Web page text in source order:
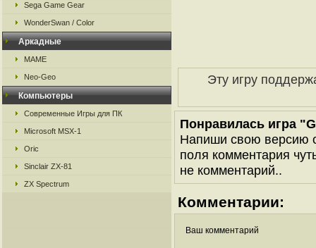
Sega Game Gear
WonderSwan / Color
Аркадные
MAME
Neo-Geo
Компьютеры
Современные Игры для ПК
Microsoft MSX-1
Oric
Sinclair ZX-81
ZX Spectrum
Эту игру
Понравилась игра
Напиши свою версию
поля комментария
не комментарий..
Комментарии:
Ваш комментарий